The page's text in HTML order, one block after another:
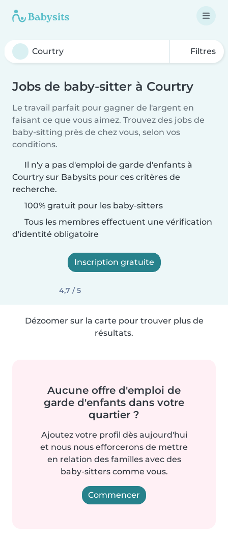
Filtres
Jobs de baby-sitter à Courtry
Le travail parfait pour gagner de l'argent en
faisant ce que vous aimez. Trouvez des jobs de
baby-sitting près de chez vous, selon vos
conditions.
Il n'y a pas d'emploi de garde d'enfants à
Courtry sur Babysits pour ces critères de
recherche.
100% gratuit pour les baby-sitters
Tous les membres effectuent une vérification
d'identité obligatoire
Inscription gratuite
4,7 / 5
Dézoomer sur la carte pour trouver plus de
résultats.
Aucune offre d'emploi de
garde d'enfants dans votre
quartier ?
Ajoutez votre profil dès aujourd'hui
et nous nous efforcerons de mettre
en relation des familles avec des
baby-sitters comme vous.
Commencer